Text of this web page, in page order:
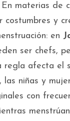
En materias de
costumbres y
en
ser chefs,
regla afecta el
, las niñas y
con